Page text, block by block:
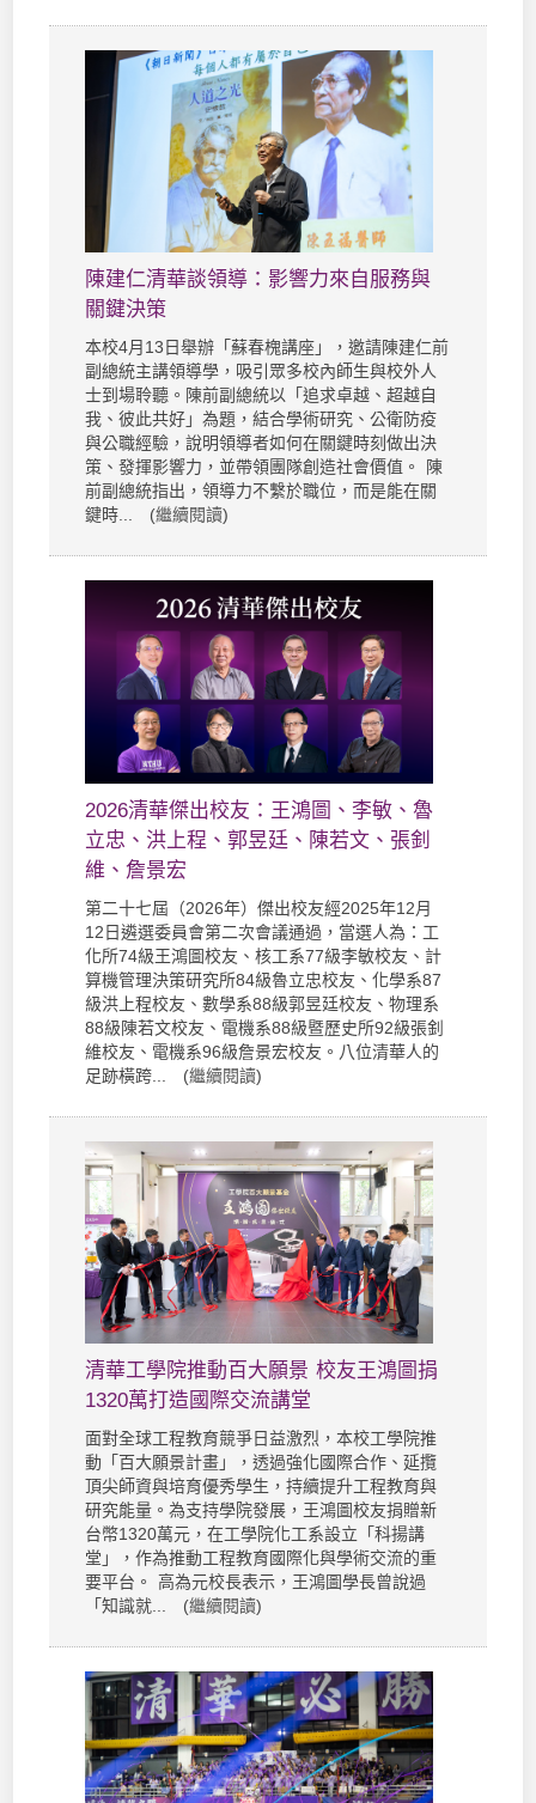
陳建仁清華談領導：影響力來自服務與
關鍵決策
本校4月13日舉辦「蘇春槐講座」，邀請陳建仁前
副總統主講領導學，吸引眾多校內師生與校外人
士到場聆聽。陳前副總統以「追求卓越、超越自
我、彼此共好」為題，結合學術研究、公衛防疫
與公職經驗，說明領導者如何在關鍵時刻做出決
策、發揮影響力，並帶領團隊創造社會價值。 陳
前副總統指出，領導力不繫於職位，而是能在關
鍵時... (繼續閱讀)
2026清華傑出校友：王鴻圖、李敏、魯
立忠、洪上程、郭昱廷、陳若文、張釗
維、詹景宏
第二十七屆（2026年）傑出校友經2025年12月
12日遴選委員會第二次會議通過，當選人為：工
化所74級王鴻圖校友、核工系77級李敏校友、計
算機管理決策研究所84級魯立忠校友、化學系87
級洪上程校友、數學系88級郭昱廷校友、物理系
88級陳若文校友、電機系88級暨歷史所92級張釗
維校友、電機系96級詹景宏校友。八位清華人的
足跡橫跨... (繼續閱讀)
清華工學院推動百大願景 校友王鴻圖捐
1320萬打造國際交流講堂
面對全球工程教育競爭日益激烈，本校工學院推
動「百大願景計畫」，透過強化國際合作、延攬
頂尖師資與培育優秀學生，持續提升工程教育與
研究能量。為支持學院發展，王鴻圖校友捐贈新
台幣1320萬元，在工學院化工系設立「科揚講
堂」，作為推動工程教育國際化與學術交流的重
要平台。 高為元校長表示，王鴻圖學長曾說過
「知識就... (繼續閱讀)